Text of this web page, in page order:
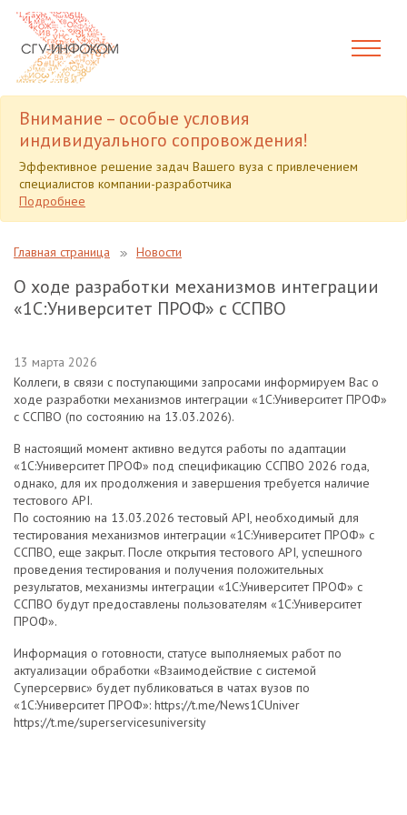
Внимание – особые условия
индивидуального сопровождения!
Эффективное решение задач Вашего вуза с привлечением
специалистов компании-разработчика
Подробнее
Главная страница Новости
О ходе разработки механизмов интеграции
«1С:Университет ПРОФ» с ССПВО
13 марта 2026
Коллеги, в связи с поступающими запросами информируем Вас о
ходе разработки механизмов интеграции «1С:Университет ПРОФ»
с ССПВО (по состоянию на 13.03.2026).
В настоящий момент активно ведутся работы по адаптации
«1С:Университет ПРОФ» под спецификацию ССПВО 2026 года,
однако, для их продолжения и завершения требуется наличие
тестового API.
По состоянию на 13.03.2026 тестовый API, необходимый для
тестирования механизмов интеграции «1С:Университет ПРОФ» с
ССПВО, еще закрыт. После открытия тестового API, успешного
проведения тестирования и получения положительных
результатов, механизмы интеграции «1С:Университет ПРОФ» с
ССПВО будут предоставлены пользователям «1С:Университет
ПРОФ».
Информация о готовности, статусе выполняемых работ по
актуализации обработки «Взаимодействие с системой
Суперсервис» будет публиковаться в чатах вузов по
«1С:Университет ПРОФ»: https://t.me/News1CUniver
https://t.me/superservicesuniversity